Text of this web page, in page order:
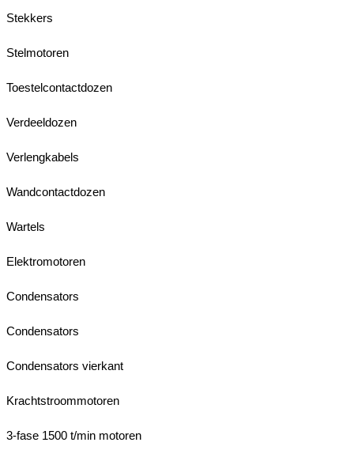
Stekkers
Stelmotoren
Toestelcontactdozen
Verdeeldozen
Verlengkabels
Wandcontactdozen
Wartels
Elektromotoren
Condensators
Condensators
Condensators vierkant
Krachtstroommotoren
3-fase 1500 t/min motoren